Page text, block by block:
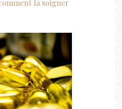
la soigner